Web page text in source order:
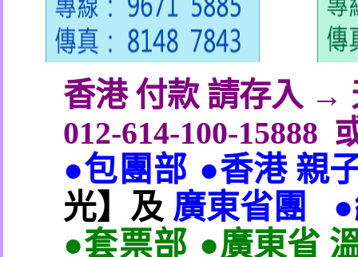
香港 付款 請存入 →
012-614-100-15888
●包團部 ●香港 親
光】及 廣東省團
●套票部 ●廣東省